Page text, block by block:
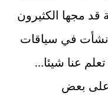
قد مجها الكثيرون
نشأت في سياقات
تعلم عنا شيئا…
على بعض